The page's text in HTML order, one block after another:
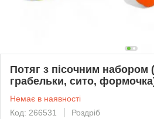
Потяг з пісочним набором
грабельки, сито,
Немає в наявності
Код: 266531
Роздріб